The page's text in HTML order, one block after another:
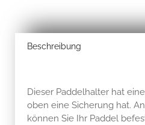
Beschreibung
Dieser Paddelhalter hat
oben eine Sicherung hat.
können Sie Ihr Paddel